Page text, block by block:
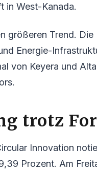
in West-Kanada.
größeren Trend.
Energie-
von Keyera und
trotz
Innovation
Prozent. Am